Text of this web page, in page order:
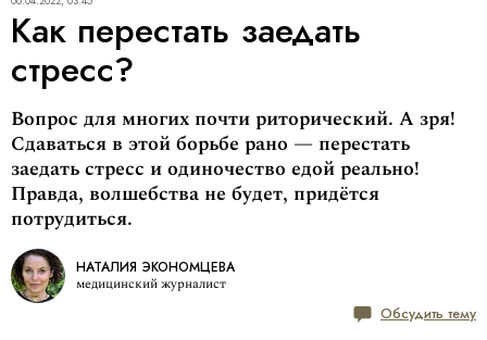
Как перестать заедать
стресс?
Вопрос для многих почти риторический. А зря!
Сдаваться в этой борьбе рано — перестать
заедать стресс и одиночество едой реально!
Правда, волшебства не будет, придётся
потрудиться.
НАТАЛИЯ ЭКОНОМЦЕВА
медицинский журналист
Обсудить тему